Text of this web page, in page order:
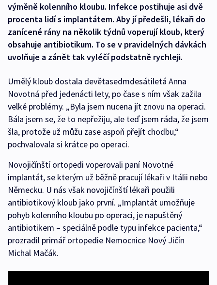
výměně kolenního kloubu. Infekce postihuje asi dvě
procenta lidí s implantátem. Aby jí předešli, lékaři do
zanícené rány na několik týdnů voperují kloub, který
obsahuje antibiotikum. To se v pravidelných dávkách
uvolňuje a zánět tak vyléčí podstatně rychleji.
Umělý kloub dostala devětasedmdesátiletá Anna
Novotná před jedenácti lety, po čase s ním však zažila
velké problémy. „Byla jsem nucena jít znovu na operaci.
Bála jsem se, že to nepřežiju, ale teď jsem ráda, že jsem
šla, protože už můžu zase aspoň přejít chodbu,“
pochvalovala si krátce po operaci.
Novojičínští ortopedi voperovali paní Novotné
implantát, se kterým už běžně pracují lékaři v Itálii nebo
Německu. U nás však novojičínští lékaři použili
antibiotikový kloub jako první. „Implantát umožňuje
pohyb kolenního kloubu po operaci, je napuštěný
antibiotikem – speciálně podle typu infekce pacienta,“
prozradil primář ortopedie Nemocnice Nový Jičín
Michal Mačák.